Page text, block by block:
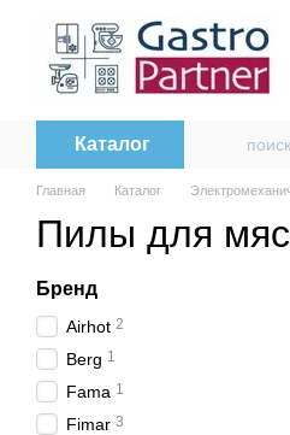
Перейти к основному контенту
Каталог
Главная Каталог
Пилы для
Бренд
Airhot 2
Berg 1
Fama 1
Fimar 3